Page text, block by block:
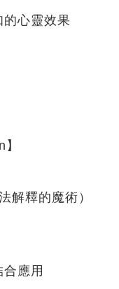
心靈效果
解釋的魔術）
應用